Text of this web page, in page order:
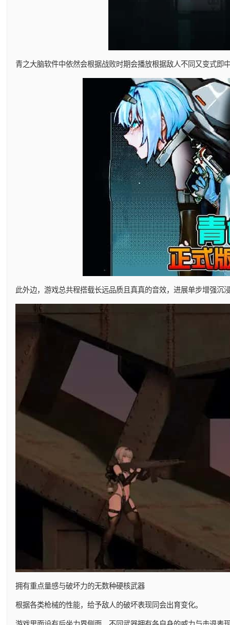
青之大脑软件中依然会根据战败时期会播放根据敌人不同又变式即
此外边，游戏总共程搭载长远品质且真真的音效，进展单步增强沉
拥有重点量感与破坏力的无数种硬核武器
根据各类枪械的性能，给予敌人的破坏表现同会出育变化。